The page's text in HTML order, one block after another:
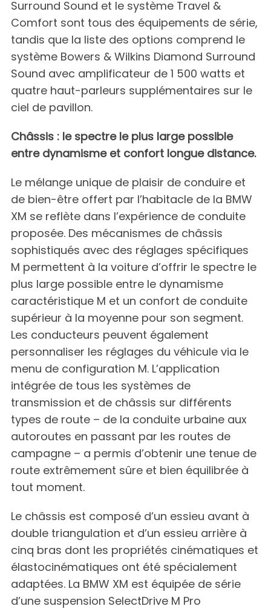
Surround Sound et le système Travel &
Comfort sont tous des équipements de série,
tandis que la liste des options comprend le
système Bowers & Wilkins Diamond Surround
Sound avec amplificateur de 1 500 watts et
quatre haut-parleurs supplémentaires sur le
ciel de pavillon.
Châssis : le spectre le plus large possible
entre dynamisme et confort longue distance.
Le mélange unique de plaisir de conduire et
de bien-être offert par l’habitacle de la BMW
XM se reflète dans l’expérience de conduite
proposée. Des mécanismes de châssis
sophistiqués avec des réglages spécifiques
M permettent à la voiture d’offrir le spectre le
plus large possible entre le dynamisme
caractéristique M et un confort de conduite
supérieur à la moyenne pour son segment.
Les conducteurs peuvent également
personnaliser les réglages du véhicule via le
menu de configuration M. L’application
intégrée de tous les systèmes de
transmission et de châssis sur différents
types de route – de la conduite urbaine aux
autoroutes en passant par les routes de
campagne – a permis d’obtenir une tenue de
route extrêmement sûre et bien équilibrée à
tout moment.
Le châssis est composé d’un essieu avant à
double triangulation et d’un essieu arrière à
cinq bras dont les propriétés cinématiques et
élastocinématiques ont été spécialement
adaptées. La BMW XM est équipée de série
d’une suspension SelectDrive M Pro